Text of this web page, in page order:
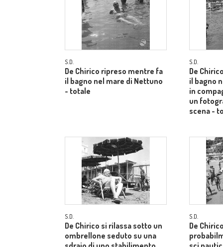
S.D.
De Chirico ripreso mentre fa
il bagno nel mare di Nettuno
- totale
S.D.
De
il bagno
in
un
scena -
S.D.
De Chirico si rilassa sotto un
ombrellone seduto su una
S.D.
De